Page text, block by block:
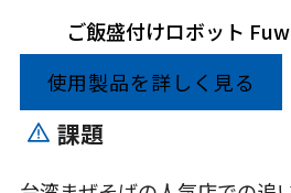
ご飯盛付けロボット
使用製品を詳しく見る
課題